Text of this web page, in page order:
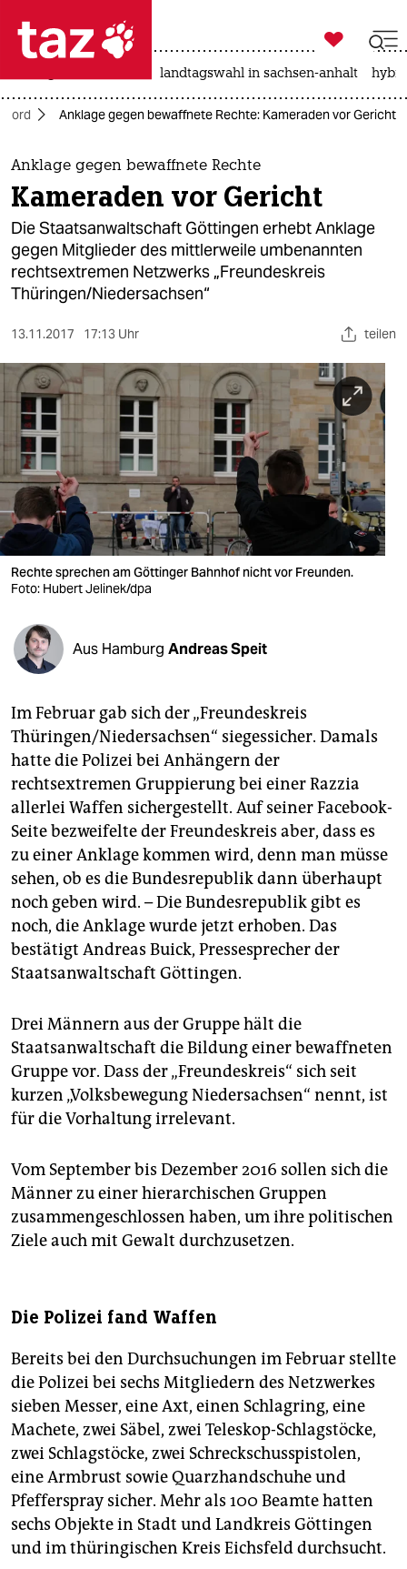
 taz zahl ich
taz zahl ich
themen
politik
öko
gesellschaft
kultur
sport
berlin
nord
wahrheit
verlag
verlag
shop
fragen & hilfe
unterstützen
abo
genossenschaft
epaper login

taz zahl ich
landtagswahl in sachsen-anhalt
Nord Anklage gegen bewaffnete Rechte: Kameraden vor Gericht
Anklage gegen bewaffnete Rechte
Kameraden vor Gericht
Die Staatsanwaltschaft Göttingen erhebt Anklage
gegen Mitglieder des mittlerweile umbenannten
rechtsextremen Netzwerks „Freundeskreis
Thüringen/Niedersachsen“
13.11.2017 17:13 Uhr teilen
Rechte sprechen am Göttinger Bahnhof nicht vor Freunden.
Foto: Hubert Jelinek/dpa
Aus Hamburg Andreas Speit
Im Februar gab sich der „Freundeskreis
Thüringen/Niedersachsen“ siegessicher. Damals
hatte die Polizei bei Anhängern der
rechtsextremen Gruppierung bei einer Razzia
allerlei Waffen sichergestellt. Auf seiner Facebook-
Seite bezweifelte der Freundeskreis aber, dass es
zu einer Anklage kommen wird, denn man müsse
sehen, ob es die Bundesrepublik dann überhaupt
noch geben wird. – Die Bundesrepublik gibt es
noch, die Anklage wurde jetzt erhoben. Das
bestätigt Andreas Buick, Pressesprecher der
Staatsanwaltschaft Göttingen.
Drei Männern aus der Gruppe hält die
Staatsanwaltschaft die Bildung einer bewaffneten
Gruppe vor. Dass der „Freundeskreis“ sich seit
kurzen „Volksbewegung Niedersachsen“ nennt, ist
für die Vorhaltung irrelevant.
Vom September bis Dezember 2016 sollen sich die
Männer zu einer hierarchischen Gruppen
zusammengeschlossen haben, um ihre politischen
Ziele auch mit Gewalt durchzusetzen.
Die Polizei fand Waffen
Bereits bei den Durchsuchungen im Februar stellte
die Polizei bei sechs Mitgliedern des Netzwerkes
sieben Messer, eine Axt, einen Schlagring, eine
Machete, zwei Säbel, zwei Teleskop-Schlagstöcke,
zwei Schlagstöcke, zwei Schreckschusspistolen,
eine Armbrust sowie Quarzhandschuhe und
Pfefferspray sicher. Mehr als 100 Beamte hatten
sechs Objekte in Stadt und Landkreis Göttingen
und im thüringischen Kreis Eichsfeld durchsucht.